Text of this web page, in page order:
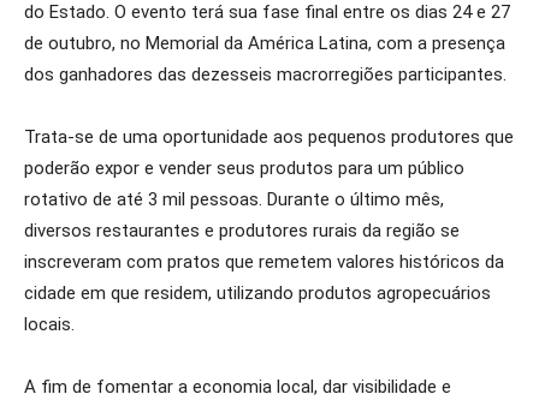
do Estado. O evento terá sua fase final entre os dias 24 e 27
de outubro, no Memorial da América Latina, com a presença
dos ganhadores das dezesseis macrorregiões participantes.
Trata-se de uma oportunidade aos pequenos produtores que
poderão expor e vender seus produtos para um público
rotativo de até 3 mil pessoas. Durante o último mês,
diversos restaurantes e produtores rurais da região se
inscreveram com pratos que remetem valores históricos da
cidade em que residem, utilizando produtos agropecuários
locais.
A fim de fomentar a economia local, dar visibilidade e